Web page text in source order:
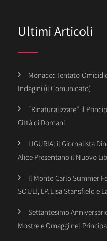
Ultimi Articoli
Monaco: Tentato
Indagini (il Comunicato)
“Rinaturalizzare” il
Città di Domani
LIGURIA: il Giornalista
Alice Presentano il Nuovo
Il Monte Carlo Summer
SOUL!, LP, Lisa Stansfield e
Settantesimo
Mostre e Omaggi nel